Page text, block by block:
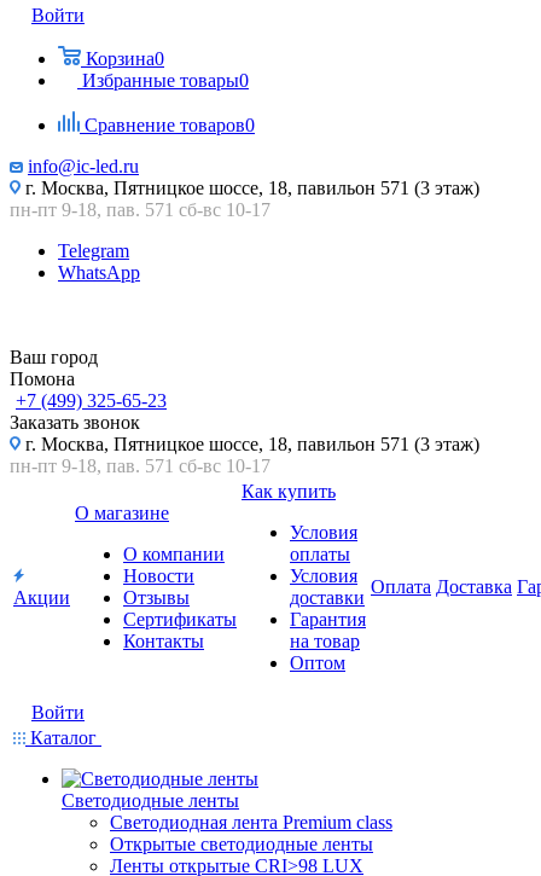
Войти
Корзина0
Избранные товары0
Сравнение товаров0
info@ic-led.ru
г. Москва, Пятницкое шоссе, 18, павильон 571 (3 этаж)
пн-пт 9-18, пав. 571 сб-вс 10-17
Telegram
WhatsApp
Ваш город
Помона
+7 (499) 325-65-23
Заказать звонок
г. Москва, Пятницкое шоссе, 18, павильон 571 (3 этаж)
пн-пт 9-18, пав. 571 сб-вс 10-17
Акции
О магазине
О компании
Новости
Отзывы
Сертификаты
Контакты
Как купить
Условия
оплаты
Условия
доставки
Гарантия
на товар
Оптом
Оплата Доставка
Войти
Каталог
Светодиодные ленты
Светодиодная лента Premium class
Открытые светодиодные ленты
Ленты открытые CRI>98 LUX